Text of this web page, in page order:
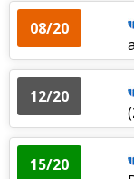
08/20
12/20
(
15/20